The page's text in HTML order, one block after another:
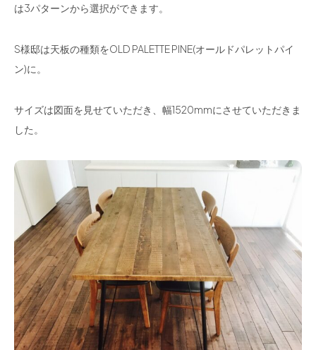
は3パターンから選択ができます。
S様邸は天板の種類をOLD PALETTE PINE(オールドパレットパイ
ン)に。
サイズは図面を見せていただき、幅1520mmにさせていただきま
した。